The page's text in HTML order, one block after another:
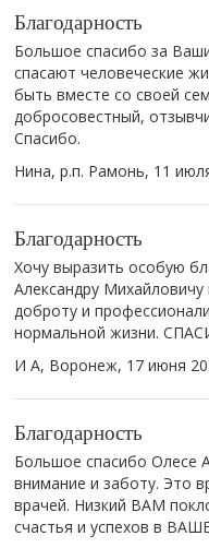
Благодарность
Большое спасибо за
спасают человеческие
быть вместе со своей
добросовестный,
Спасибо.
Нина, р.п. Рамонь, 11
Благодарность
Хочу выразить особую
Александру
доброту и
нормальной жизни.
И А, Воронеж, 17 июня
Благодарность
Большое спасибо Олесе
внимание и заботу. Это
врачей. Низкий ВАМ
счастья и успехов в